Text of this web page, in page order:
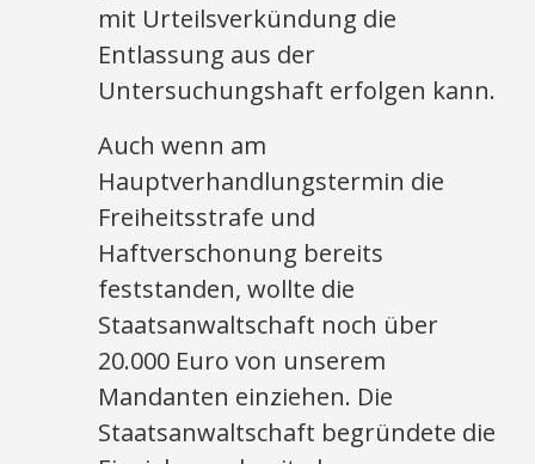
mit Urteilsverkündung die
Entlassung aus der
Untersuchungshaft erfolgen kann.
Auch wenn am
Hauptverhandlungstermin die
Freiheitsstrafe und
Haftverschonung bereits
feststanden, wollte die
Staatsanwaltschaft noch über
20.000 Euro von unserem
Mandanten einziehen. Die
Staatsanwaltschaft begründete die